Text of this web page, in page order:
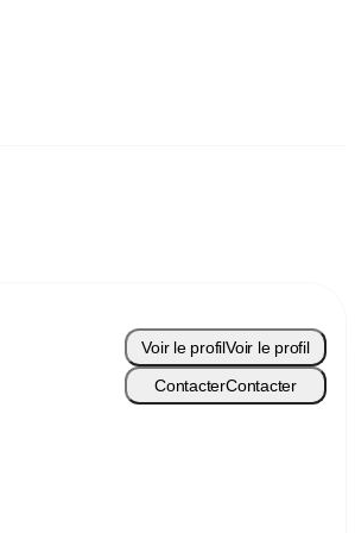
Voir le profilVoir le profil
ContacterContacter